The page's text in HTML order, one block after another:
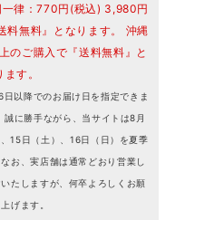
一律：770円(税込) 3,980円
料無料』となります。 沖縄
のご購入で『送料無料』と
ます。
日以降でのお届け日を指定できま
に勝手ながら、当サイトは8月
15日（土）、16日（日）を夏季
お、実店舗は通常どおり営業し
たしますが、何卒よろしくお願
げます。